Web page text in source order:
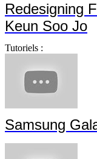
Redesigning
Keun Soo Jo
Tutoriels :
Samsung